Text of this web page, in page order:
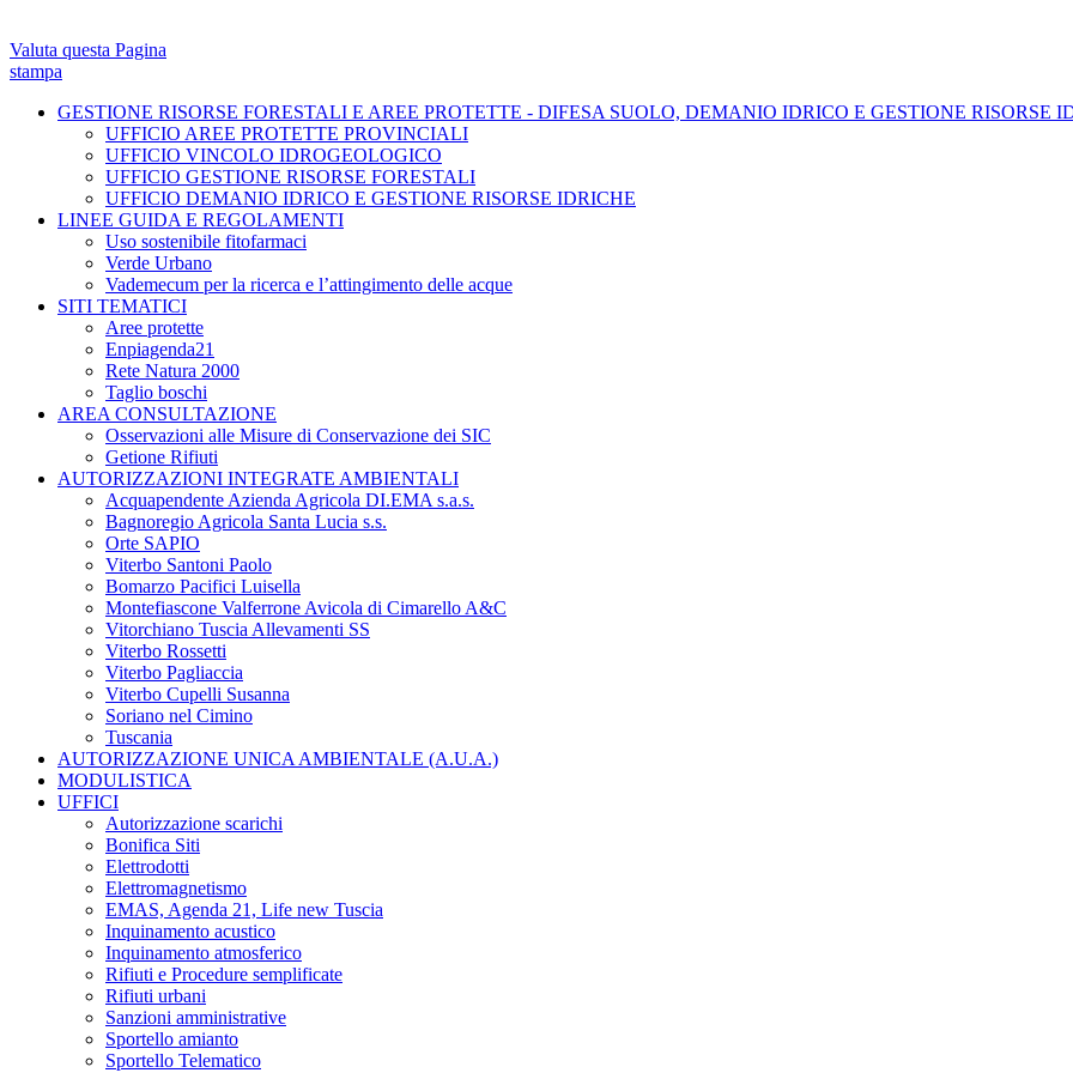
Valuta questa Pagina
stampa
GESTIONE RISORSE FORESTALI E AREE PROTETTE - DIFESA SUOLO, DEMANIO IDRICO E GESTIONE RISORSE
UFFICIO AREE PROTETTE PROVINCIALI
UFFICIO VINCOLO IDROGEOLOGICO
UFFICIO GESTIONE RISORSE FORESTALI
UFFICIO DEMANIO IDRICO E GESTIONE RISORSE IDRICHE
LINEE GUIDA E REGOLAMENTI
Uso sostenibile fitofarmaci
Verde Urbano
Vademecum per la ricerca e l’attingimento delle acque
SITI TEMATICI
Aree protette
Enpiagenda21
Rete Natura 2000
Taglio boschi
AREA CONSULTAZIONE
Osservazioni alle Misure di Conservazione dei SIC
Getione Rifiuti
AUTORIZZAZIONI INTEGRATE AMBIENTALI
Acquapendente Azienda Agricola DI.EMA s.a.s.
Bagnoregio Agricola Santa Lucia s.s.
Orte SAPIO
Viterbo Santoni Paolo
Bomarzo Pacifici Luisella
Montefiascone Valferrone Avicola di Cimarello A&C
Vitorchiano Tuscia Allevamenti SS
Viterbo Rossetti
Viterbo Pagliaccia
Viterbo Cupelli Susanna
Soriano nel Cimino
Tuscania
AUTORIZZAZIONE UNICA AMBIENTALE (A.U.A.)
MODULISTICA
UFFICI
Autorizzazione scarichi
Bonifica Siti
Elettrodotti
Elettromagnetismo
EMAS, Agenda 21, Life new Tuscia
Inquinamento acustico
Inquinamento atmosferico
Rifiuti e Procedure semplificate
Rifiuti urbani
Sanzioni amministrative
Sportello amianto
Sportello Telematico